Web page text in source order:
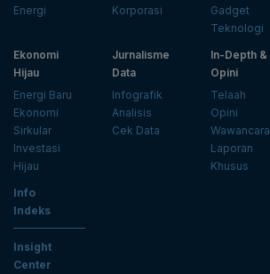
Energi
Korporasi
Gadget
Teknologi
Ekonomi
Hijau
Energi Baru
Ekonomi
Sirkular
Investasi
Hijau
Jurnalisme
Data
Infografik
Analisis
Cek Data
In-Depth &
Opini
Telaah
Opini
Wawancara
Laporan
Khusus
Info
Indeks
Insight
Center